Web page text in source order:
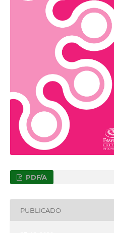
PDF/A
PUBLICADO